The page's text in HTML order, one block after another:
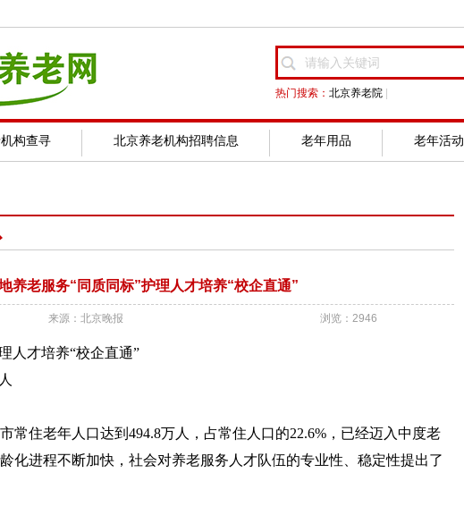
热门搜索： 北京养老院
构查寻 北京养老机构招聘信息 老年用品 老年活动
养老服务“同质同标”护理人才培养“校企直通”
来源：北京晚报 浏览：2946
人才培养“校企直通”
住老年人口达到494.8万人，占常住人口的22.6%，已经迈入中度老
化进程不断加快，社会对养老服务人才队伍的专业性、稳定性提出了